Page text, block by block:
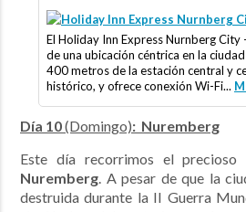
El Holiday Inn Express Nurnberg City
de una ubicación céntrica en la
400 metros de la estación central y
histórico, y ofrece conexión Wi-Fi...
Día 10(Domingo): Nuremberg
Este día recorrimos el precioso
Nuremberg . A pesar de que la
destruida durante la II Guerra